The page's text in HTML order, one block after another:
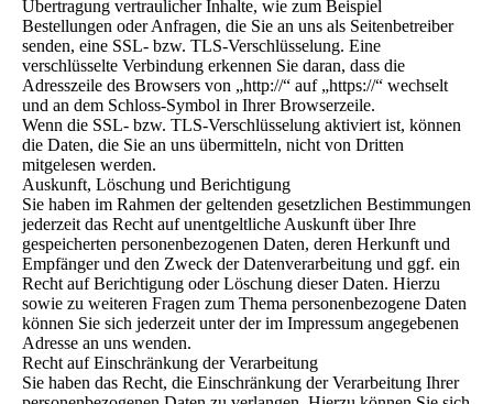
Übertragung vertraulicher Inhalte, wie zum Beispiel
Bestellungen oder Anfragen, die Sie an uns als Seitenbetreiber
senden, eine SSL- bzw. TLS-Verschlüsselung. Eine
verschlüsselte Verbindung erkennen Sie daran, dass die
Adresszeile des Browsers von „http://“ auf „https://“ wechselt
und an dem Schloss-Symbol in Ihrer Browserzeile.
Wenn die SSL- bzw. TLS-Verschlüsselung aktiviert ist, können
die Daten, die Sie an uns übermitteln, nicht von Dritten
mitgelesen werden.
Auskunft, Löschung und Berichtigung
Sie haben im Rahmen der geltenden gesetzlichen Bestimmungen
jederzeit das Recht auf unentgeltliche Auskunft über Ihre
gespeicherten personenbezogenen Daten, deren Herkunft und
Empfänger und den Zweck der Datenverarbeitung und ggf. ein
Recht auf Berichtigung oder Löschung dieser Daten. Hierzu
sowie zu weiteren Fragen zum Thema personenbezogene Daten
können Sie sich jederzeit unter der im Impressum angegebenen
Adresse an uns wenden.
Recht auf Einschränkung der Verarbeitung
Sie haben das Recht, die Einschränkung der Verarbeitung Ihrer